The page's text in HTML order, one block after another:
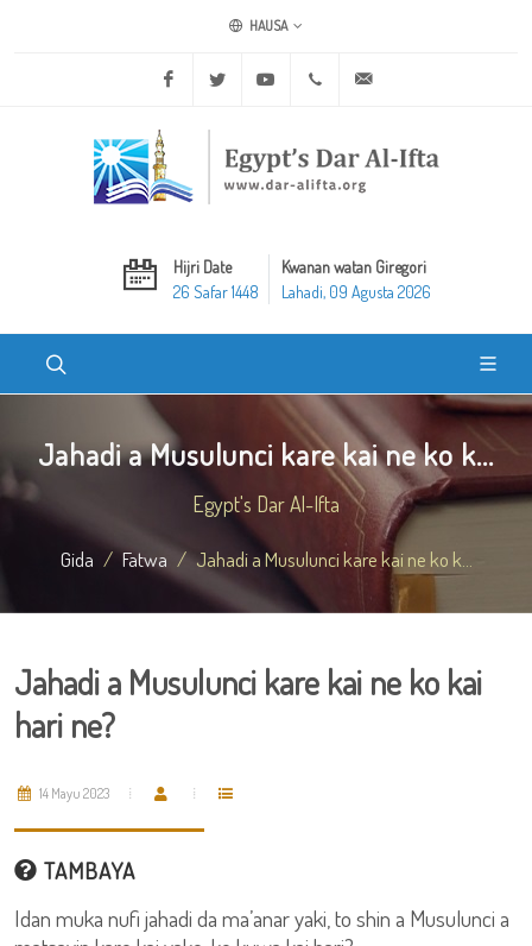
HAUSA
Facebook Twitter Youtube +20 2 25970400
Hijri Date
26 Safar 1448
Kwanan watan Giregori
Lahadi, 09 Agusta 2026
Jahadi a Musulunci kare kai ne ko k...
Egypt's Dar Al-Ifta
Gida Fatwa Jahadi a Musulunci kare kai ne ko k...
Jahadi a Musulunci kare kai ne ko kai
hari ne?
14 Mayu 2023
TAMBAYA
Idan muka nufi jahadi da ma’anar yaki, to shin a Musulunci a